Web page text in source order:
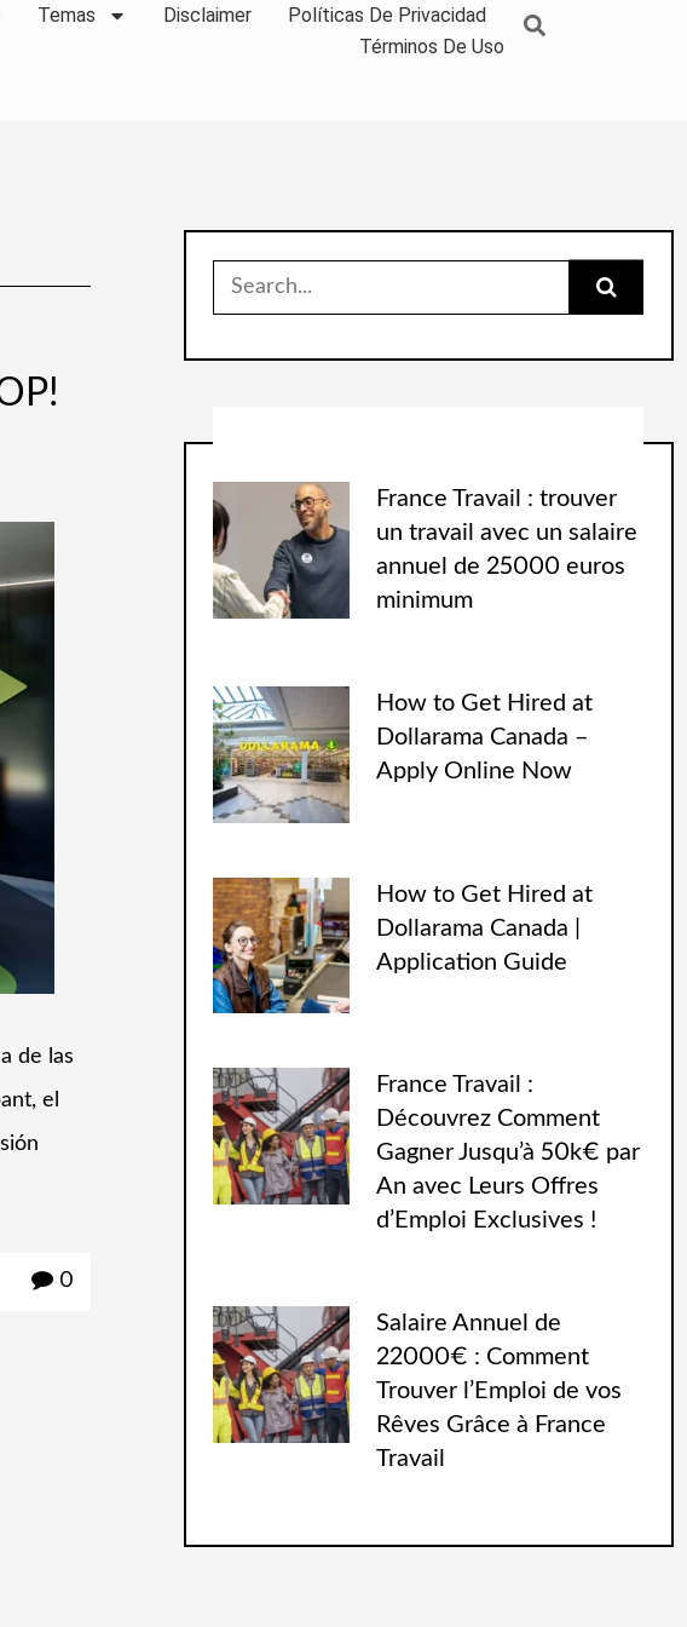
Temas Disclaimer
Políticas De Privacidad
Términos De Uso
de las
el
0
France Travail : trouver
un travail avec un salaire
annuel de 25000 euros
minimum
How to Get Hired at
Dollarama Canada –
Apply Online Now
How to Get Hired at
Dollarama Canada |
Application Guide
France Travail :
Découvrez Comment
Gagner Jusqu’à 50k€ par
An avec Leurs Offres
d’Emploi Exclusives !
Salaire Annuel de
22000€ : Comment
Trouver l’Emploi de vos
Rêves Grâce à France
Travail